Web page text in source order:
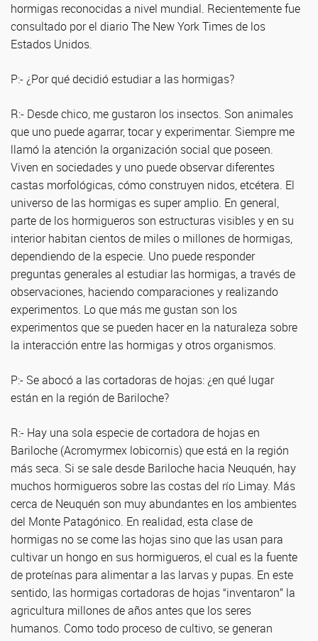
hormigas reconocidas a nivel mundial. Recientemente fue
consultado por el diario The New York Times de los
Estados Unidos.
P:- ¿Por qué decidió estudiar a las hormigas?
R:- Desde chico, me gustaron los insectos. Son animales
que uno puede agarrar, tocar y experimentar. Siempre me
llamó la atención la organización social que poseen.
Viven en sociedades y uno puede observar diferentes
castas morfológicas, cómo construyen nidos, etcétera. El
universo de las hormigas es super amplio. En general,
parte de los hormigueros son estructuras visibles y en su
interior habitan cientos de miles o millones de hormigas,
dependiendo de la especie. Uno puede responder
preguntas generales al estudiar las hormigas, a través de
observaciones, haciendo comparaciones y realizando
experimentos. Lo que más me gustan son los
experimentos que se pueden hacer en la naturaleza sobre
la interacción entre las hormigas y otros organismos.
P:- Se abocó a las cortadoras de hojas: ¿en qué lugar
están en la región de Bariloche?
R:- Hay una sola especie de cortadora de hojas en
Bariloche (Acromyrmex lobicornis) que está en la región
más seca. Si se sale desde Bariloche hacia Neuquén, hay
muchos hormigueros sobre las costas del río Limay. Más
cerca de Neuquén son muy abundantes en los ambientes
del Monte Patagónico. En realidad, esta clase de
hormigas no se come las hojas sino que las usan para
cultivar un hongo en sus hormigueros, el cual es la fuente
de proteínas para alimentar a las larvas y pupas. En este
sentido, las hormigas cortadoras de hojas “inventaron” la
agricultura millones de años antes que los seres
humanos. Como todo proceso de cultivo, se generan